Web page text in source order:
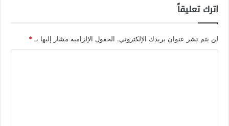
اترك تعليقاً
لن يتم نشر عنوان بريدك الإلكتروني. الحقول الإلزامية مشار إليها بـ *